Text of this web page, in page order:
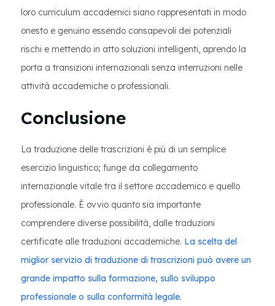
loro curriculum accademici siano rappresentati in modo
onesto e genuino essendo consapevoli dei potenziali
rischi e mettendo in atto soluzioni intelligenti, aprendo la
porta a transizioni internazionali senza interruzioni nelle
attività accademiche o professionali.
Conclusione
La traduzione delle trascrizioni è più di un semplice
esercizio linguistico; funge da collegamento
internazionale vitale tra il settore accademico e quello
professionale. È ovvio quanto sia importante
comprendere diverse possibilità, dalle traduzioni
certificate alle traduzioni accademiche. La scelta del
miglior servizio di traduzione di trascrizioni può avere un
grande impatto sulla formazione, sullo sviluppo
professionale o sulla conformità legale.